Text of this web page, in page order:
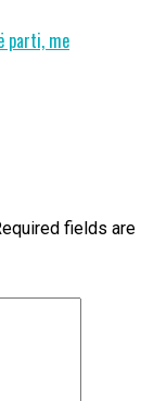
parti, me
fields are